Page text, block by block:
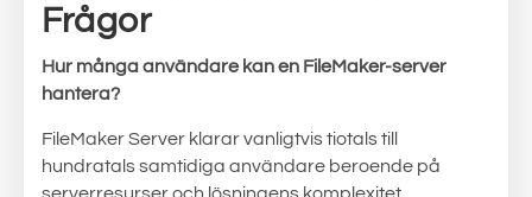
Frågor
Hur många användare kan en FileMaker-server
hantera?
FileMaker Server klarar vanligtvis tiotals till
hundratals samtidiga användare beroende på
serverresurser och lösningens komplexitet.